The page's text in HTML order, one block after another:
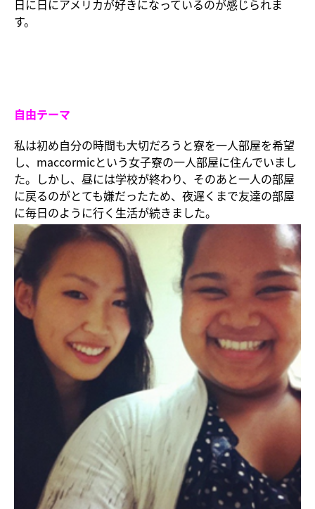
日に日にアメリカが好きになっているのが感じられま
す。
自由テーマ
私は初め自分の時間も大切だろうと寮を一人部屋を希望
し、maccormicという女子寮の一人部屋に住んでいまし
た。しかし、昼には学校が終わり、そのあと一人の部屋
に戻るのがとても嫌だったため、夜遅くまで友達の部屋
に毎日のように行く生活が続きました。